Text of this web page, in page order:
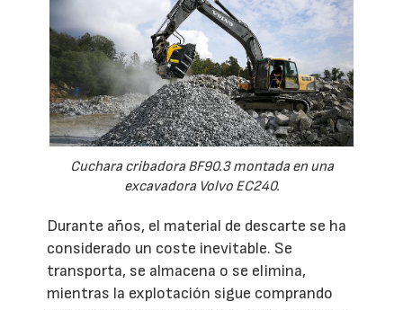
Cuchara cribadora BF90.3 montada en una
excavadora Volvo EC240.
Durante años, el material de descarte se ha
considerado un coste inevitable. Se
transporta, se almacena o se elimina,
mientras la explotación sigue comprando